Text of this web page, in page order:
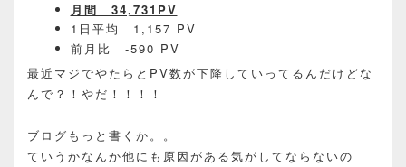
月間 34,731PV
1日平均 1,157 PV
前月比 -590 PV
最近マジでやたらとPV数が下降していってるんだけどな
んで？！やだ！！！！
ブログもっと書くか。。
ていうかなんか他にも原因がある気がしてならないの